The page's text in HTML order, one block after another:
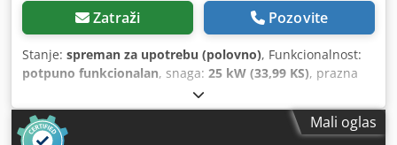
Zatraži Pozovite
Stanje: spreman za upotrebu (polovno), Funkcionalnost:
potpuno funkcionalan, snaga: 25 kW (33,99 KS), prazna
, Godina izgradnje:
Mali oglas